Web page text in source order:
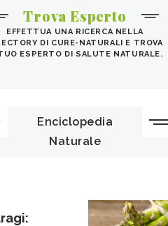
Trova Esperto
EFFETTUA UNA RICERCA NELLA
DI CURE-NATURALI E TROVA
ESPERTO DI SALUTE NATURALE.
Enciclopedia
Naturale